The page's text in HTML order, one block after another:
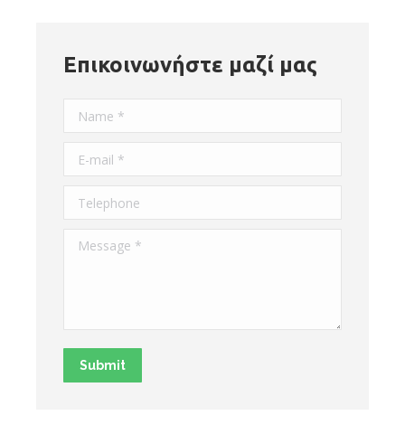
Επικοινωνήστε μαζί μας
Name *
E-mail *
Telephone
Message *
Submit